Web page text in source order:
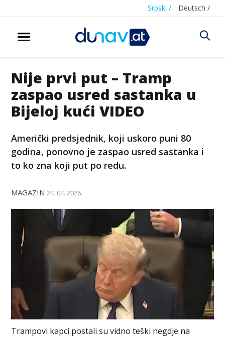
Srpski / Deutsch /
Nije prvi put – Tramp
zaspao usred sastanka u
Bijeloj kući VIDEO
Američki predsjednik, koji uskoro puni 80
godina, ponovno je zaspao usred sastanka i
to ko zna koji put po redu.
MAGAZIN 24. 04. 2026.
Trampovi kapci postali su vidno teški negdje na